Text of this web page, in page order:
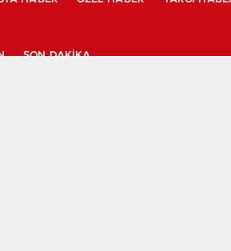
SON DAKIKA